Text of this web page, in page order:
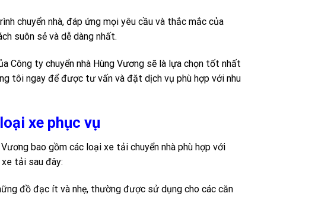
chuyển nhà, đáp ứng mọi yêu cầu và thắc mắc của
suôn sẻ và dễ dàng nhất.
Công ty chuyển nhà Hùng Vương sẽ là lựa chọn tốt nhất
tôi ngay để được tư vấn và đặt dịch vụ phù hợp với nhu
xe phục vụ
bao gồm các loại xe tải chuyển nhà phù hợp với
xe tải sau đây:
đồ đạc ít và nhẹ, thường được sử dụng cho các căn